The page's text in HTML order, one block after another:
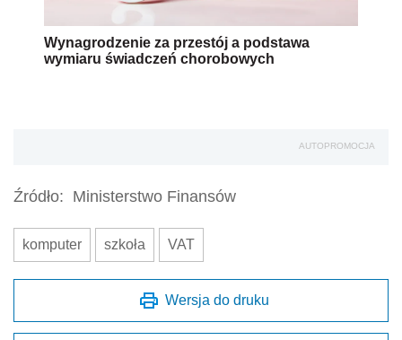
Wynagrodzenie za przestój a podstawa
wymiaru świadczeń chorobowych
AUTOPROMOCJA
Źródło: Ministerstwo Finansów
komputer szkoła VAT
Wersja do druku